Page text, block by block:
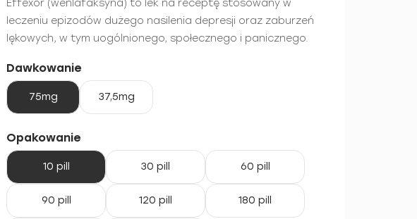
Effexor (wenlafaksyna) to lek na receptę stosowany w
leczeniu epizodów dużego nasilenia depresji oraz zaburzeń
lękowych, w tym uogólnionego, społecznego i panicznego.
Dawkowanie
75mg 37,5mg
Opakowanie
10 pill 30 pill 60 pill
90 pill 120 pill 180 pill